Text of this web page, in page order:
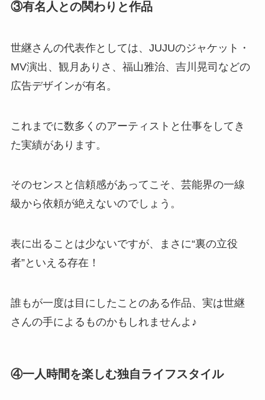
③有名人との関わりと作品
世継さんの代表作としては、JUJUのジャケット・
MV演出、観月ありさ、福山雅治、吉川晃司などの
広告デザインが有名。
これまでに数多くのアーティストと仕事をしてき
た実績があります。
そのセンスと信頼感があってこそ、芸能界の一線
級から依頼が絶えないのでしょう。
表に出ることは少ないですが、まさに“裏の立役
者”といえる存在！
誰もが一度は目にしたことのある作品、実は世継
さんの手によるものかもしれませんよ♪
④一人時間を楽しむ独自ライフスタイル